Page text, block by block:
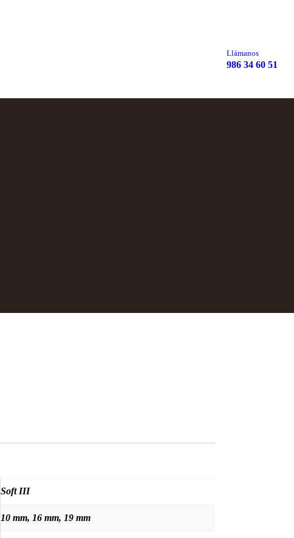
Llámanos
986 34 60 51
Soft III
10 mm, 16 mm, 19 mm